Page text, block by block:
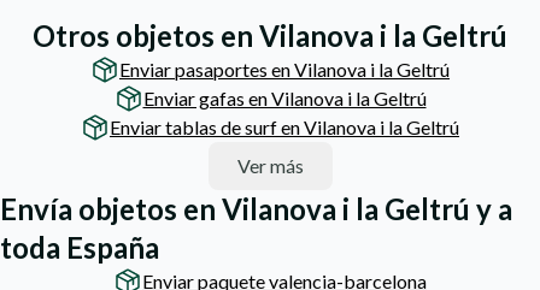
Otros objetos en Vilanova i la Geltrú
Enviar pasaportes en Vilanova i la Geltrú
Enviar gafas en Vilanova i la Geltrú
Enviar tablas de surf en Vilanova i la Geltrú
Ver más
Envía objetos en Vilanova i la Geltrú y a
toda España
Enviar paquete valencia-barcelona